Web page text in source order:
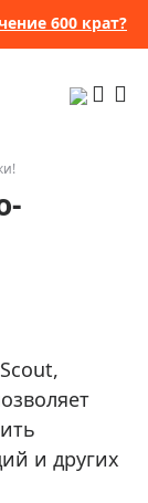
600 крат?
и других